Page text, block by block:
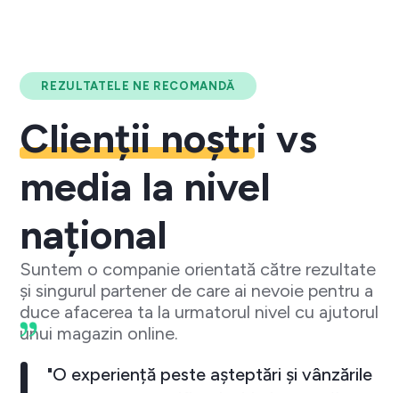
REZULTATELE NE RECOMANDĂ
Clienții noștri vs
media la nivel
național
Suntem o companie orientată către rezultate
și singurul partener de care ai nevoie pentru a
duce afacerea ta la urmatorul nivel cu ajutorul
unui magazin online.
"O experiență peste așteptări și vânzările